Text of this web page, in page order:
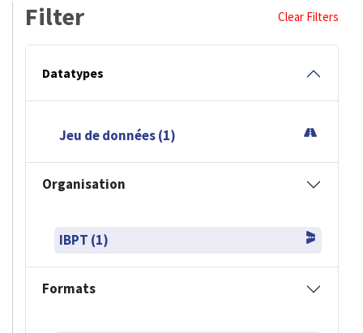
Filter Clear Filters
Datatypes
Jeu de données (1)
Organisation
IBPT (1)
Formats